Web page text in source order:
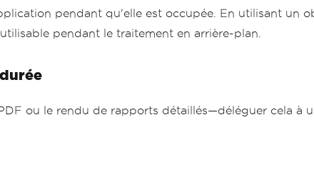
pendant qu'elle est occupée. En utilisant un
pendant le traitement en arrière-plan.
ou le rendu de rapports détaillés—déléguer cela à